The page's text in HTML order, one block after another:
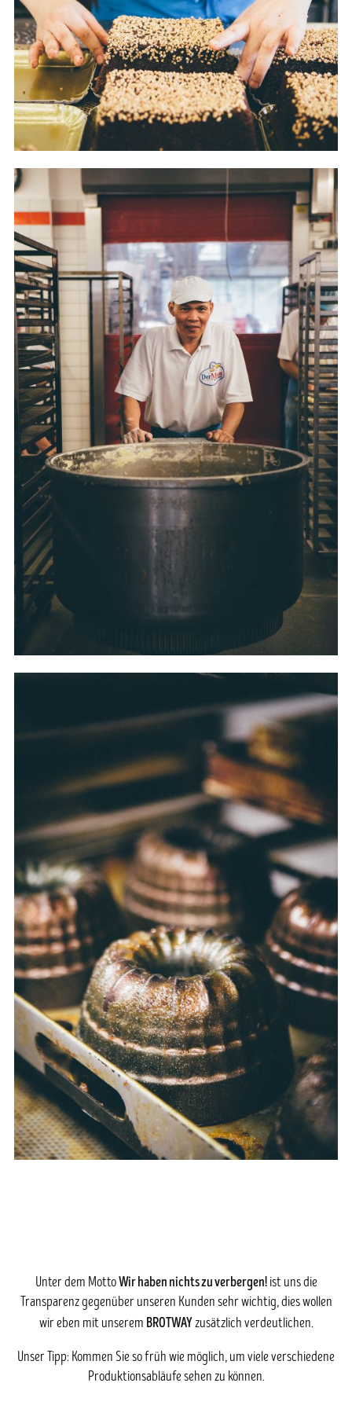
Unter dem MottoWir haben nichts zu verbergen!ist uns die
Transparenz gegenüber unseren Kunden sehr wichtig, dies wollen
wir eben mit unserem BROTWAYzusätzlich verdeutlichen.
Unser Tipp: Kommen Sie so früh wie möglich, um viele verschiedene
Produktionsabläufe sehen zu können.